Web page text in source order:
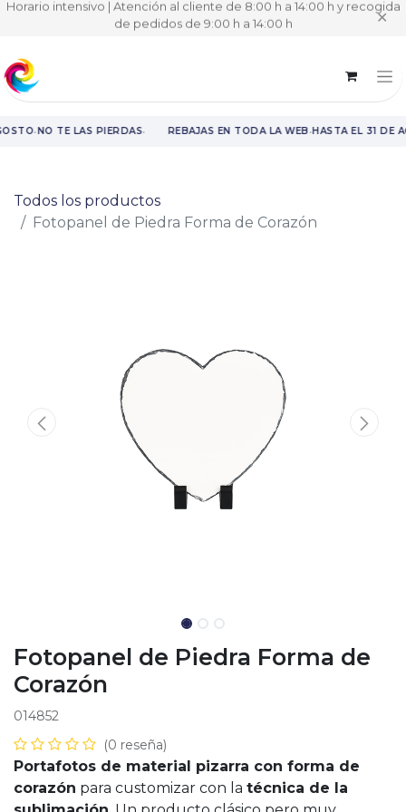
Horario intensivo | Atención al cliente de 8:00 h a 14:00 h y recogida
de pedidos de 9:00 h a 14:00 h
✕
·NO TE LAS PIERDAS· REBAJAS EN TODA LA WEB·HASTA EL 31 DE
Todos los productos
Fotopanel de Piedra Forma de Corazón
Fotopanel de Piedra Forma de
Corazón
014852
(0 reseña)
Portafotos de material pizarra con forma de
corazón para customizar con la técnica de la